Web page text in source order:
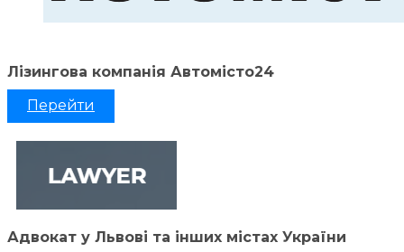
Лізингова компанія Автомісто24
Перейти
Адвокат у Львові та інших містах України